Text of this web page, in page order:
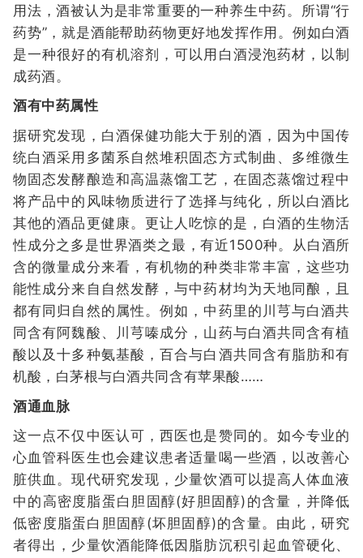
用法，酒被认为是非常重要的一种养生中药。所谓“行
药势”，就是酒能帮助药物更好地发挥作用。例如白酒
是一种很好的有机溶剂，可以用白酒浸泡药材，以制
成药酒。
酒有中药属性
据研究发现，白酒保健功能大于别的酒，因为中国传
统白酒采用多菌系自然堆积固态方式制曲、多维微生
物固态发酵酿造和高温蒸馏工艺，在固态蒸馏过程中
将产品中的风味物质进行了选择与纯化，所以白酒比
其他的酒品更健康。更让人吃惊的是，白酒的生物活
性成分之多是世界酒类之最，有近1500种。从白酒所
含的微量成分来看，有机物的种类非常丰富，这些功
能性成分来自自然发酵，与中药材均为天地同酿，且
都有同归自然的属性。例如，中药里的川芎与白酒共
同含有阿魏酸、川芎嗪成分，山药与白酒共同含有植
酸以及十多种氨基酸，百合与白酒共同含有脂肪和有
机酸，白茅根与白酒共同含有苹果酸……
酒通血脉
这一点不仅中医认可，西医也是赞同的。如今专业的
心血管科医生也会建议患者适量喝一些酒，以改善心
脏供血。现代研究发现，少量饮酒可以提高人体血液
中的高密度脂蛋白胆固醇(好胆固醇)的含量，并降低
低密度脂蛋白胆固醇(坏胆固醇)的含量。由此，研究
者得出，少量饮酒能降低因脂肪沉积引起血管硬化、